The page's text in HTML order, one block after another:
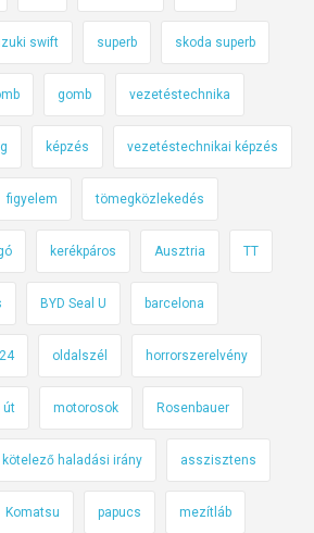
swift superb skoda superb
gomb vezetéstechnika
képzés vezetéstechnikai képzés
figyelem tömegközlekedés
kerékpáros Ausztria TT
BYD Seal U barcelona
oldalszél horrorszerelvény
út motorosok Rosenbauer
kötelező haladási irány asszisztens
Komatsu papucs mezítláb